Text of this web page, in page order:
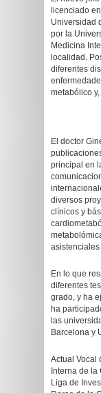
licenciado
Universidad
por la
Medicina
localidad.
diferentes
metabólico
El doctor
principal en
diversos
clínicos y
En lo que
diferentes
grado, y ha
ha
las
Barcelona y
Actual Vocal
Interna de
Liga de